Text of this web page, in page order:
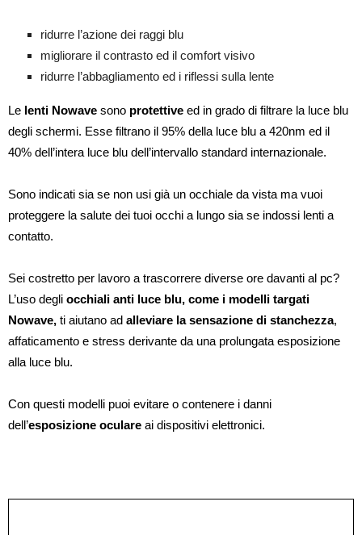
ridurre l’azione dei raggi blu
migliorare il contrasto ed il comfort visivo
ridurre l’abbagliamento ed i riflessi sulla lente
Le lenti Nowave sono protettive ed in grado di filtrare la luce blu
degli schermi. Esse filtrano il 95% della luce blu a 420nm ed il
40% dell’intera luce blu dell’intervallo standard internazionale.
Sono indicati sia se non usi già un occhiale da vista ma vuoi
proteggere la salute dei tuoi occhi a lungo sia se indossi lenti a
contatto.
Sei costretto per lavoro a trascorrere diverse ore davanti al pc?
L’uso degli occhiali anti luce blu, come i modelli targati
Nowave, ti aiutano ad alleviare la sensazione di stanchezza,
affaticamento e stress derivante da una prolungata esposizione
alla luce blu.
Con questi modelli puoi evitare o contenere i danni
dell’esposizione oculare ai dispositivi elettronici.